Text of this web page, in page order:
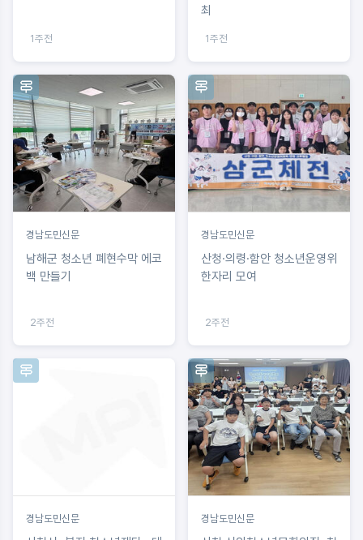
1주전
최
1주전
경남도민신문
남해군 청소년 폐현수막 에코
백 만들기
2주전
경남도민신문
산청·의령·함안 청소년운영위
한자리 모여
2주전
경남도민신문 경남도민신문